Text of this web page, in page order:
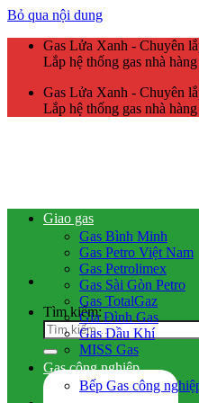
Bỏ qua nội dung
Gas Lửa Xanh - Chuyên
Lắp hệ thống gas nhà
Gas Lửa Xanh - Chuyên
Lắp hệ thống gas nhà
Tìm kiếm:
Giao gas
Gas Bình Minh
Gas Petro Việt Nam
Gas Petrolimex
Gas Sài Gòn Petro
Gas TotalGaz
Gia Đình Gas
Gas Dầu Khí
MISS Gas
Gas công nghiệp
Bếp Gas công